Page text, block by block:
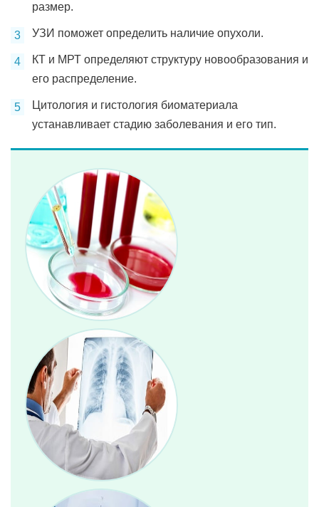
размер.
УЗИ поможет определить наличие опухоли.
КТ и МРТ определяют структуру новообразования и
его распределение.
Цитология и гистология биоматериала
устанавливает стадию заболевания и его тип.